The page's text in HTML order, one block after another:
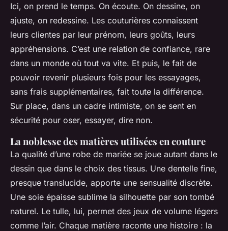
Ici, on prend le temps. On écoute. On dessine, on
ajuste, on redessine. Les couturières connaissent
leurs clientes par leur prénom, leurs goûts, leurs
appréhensions. C’est une relation de confiance, rare
dans un monde où tout va vite. Et puis, le fait de
pouvoir revenir plusieurs fois pour les essayages,
sans frais supplémentaires, fait toute la différence.
Sur place, dans un cadre intimiste, on se sent en
sécurité pour oser, essayer, dire non.
La noblesse des matières utilisées en couture
La qualité d’une robe de mariée se joue autant dans le
dessin que dans le choix des tissus. Une dentelle fine,
presque translucide, apporte une sensualité discrète.
Une soie épaisse sublime la silhouette par son tombé
naturel. Le tulle, lui, permet des jeux de volume légers
comme l’air. Chaque matière raconte une histoire : la